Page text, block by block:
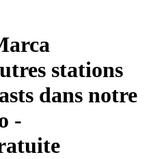
stations
dans notre
-